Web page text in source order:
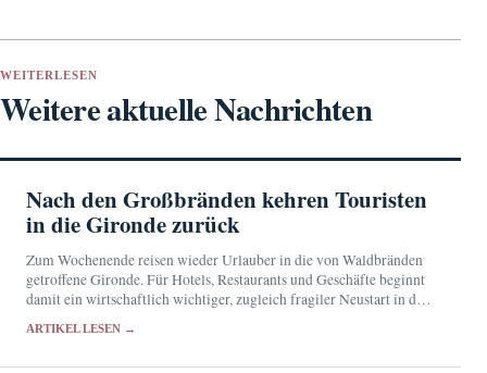
WEITERLESEN
Weitere aktuelle Nachrichten
Nach den Großbränden kehren Touristen
in die Gironde zurück
Zum Wochenende reisen wieder Urlauber in die von Waldbränden
getroffene Gironde. Für Hotels, Restaurants und Geschäfte beginnt
damit ein wirtschaftlich wichtiger, zugleich fragiler Neustart in der
ARTIKEL LESEN →